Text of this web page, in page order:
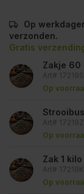
Op
verzonden.
Gratis
Zakje 60
Art# 17219S
Op
Art# 17219Z
Op
Zak 1 kilo
Art# 17219K
Op